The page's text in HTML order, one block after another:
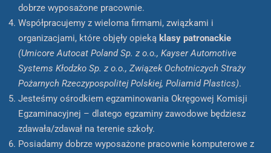
dobrze wyposażone pracownie.
Współpracujemy z wieloma firmami, związkami i
organizacjami, które objęły opieką klasy patronackie
(Umicore Autocat Poland Sp. z o.o., Kayser Automotive
Systems Kłodzko Sp. z o.o., Związek Ochotniczych Straży
Pożarnych Rzeczypospolitej Polskiej, Poliamid Plastics).
Jesteśmy ośrodkiem egzaminowania Okręgowej Komisji
Egzaminacyjnej – dlatego egzaminy zawodowe będziesz
zdawała/zdawał na terenie szkoły.
Posiadamy dobrze wyposażone pracownie komputerowe z